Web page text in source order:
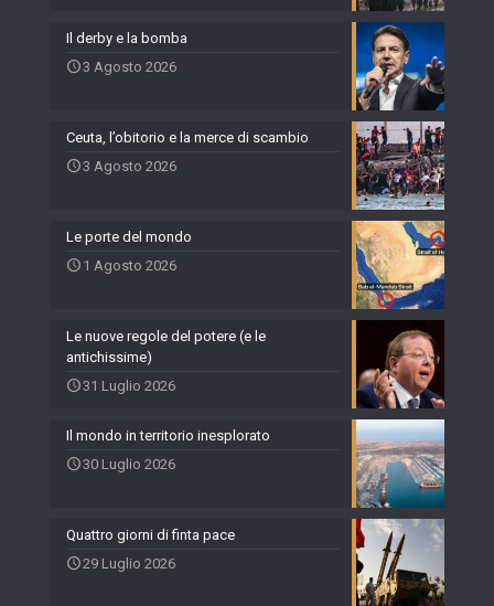
Il derby e la bomba
3 Agosto 2026
Ceuta, l’obitorio e la merce di scambio
3 Agosto 2026
Le porte del mondo
1 Agosto 2026
Le nuove regole del potere (e le
antichissime)
31 Luglio 2026
Il mondo in territorio inesplorato
30 Luglio 2026
Quattro giorni di finta pace
29 Luglio 2026